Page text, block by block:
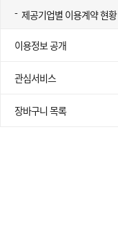
제공기업별 이용계약 현황
이용정보 공개
관심서비스
장바구니 목록